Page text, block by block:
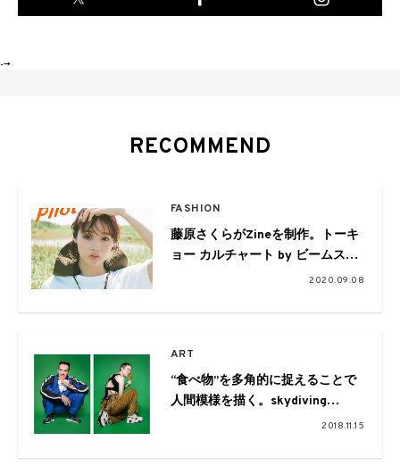
-->
RECOMMEND
FASHION
藤原さくらがZineを制作。トーキ
ョー カルチャート by ビームスに
2020.09.08
ART
“食べ物”を多角的に捉えることで
人間模様を描く。skydiving
2018.11.15